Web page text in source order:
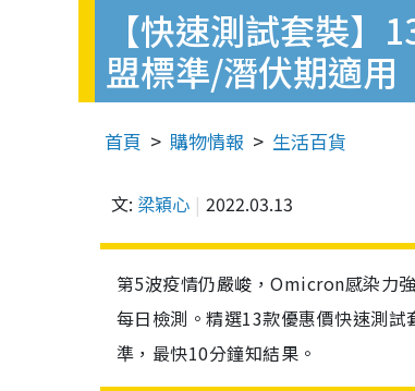
【快速測試套裝
盟標準/潛伏期適用
首頁 購物情報 生活百貨
文: 梁穎心 2022.03.13
第5波疫情仍嚴峻，Omicron感染力
每日檢測。精選13款優惠價快速測
準，最快10分鐘知結果。